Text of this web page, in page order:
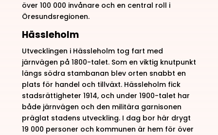
över 100 000 invånare och en central roll i
Öresundsregionen.
Hässleholm
Utvecklingen i Hässleholm tog fart med
järnvägen på 1800-talet. Som en viktig knutpunkt
längs södra stambanan blev orten snabbt en
plats för handel och tillväxt. Hässleholm fick
stadsrättigheter 1914, och under 1900-talet har
både järnvägen och den militära garnisonen
präglat stadens utveckling. I dag bor här drygt
19 000 personer och kommunen är hem för över